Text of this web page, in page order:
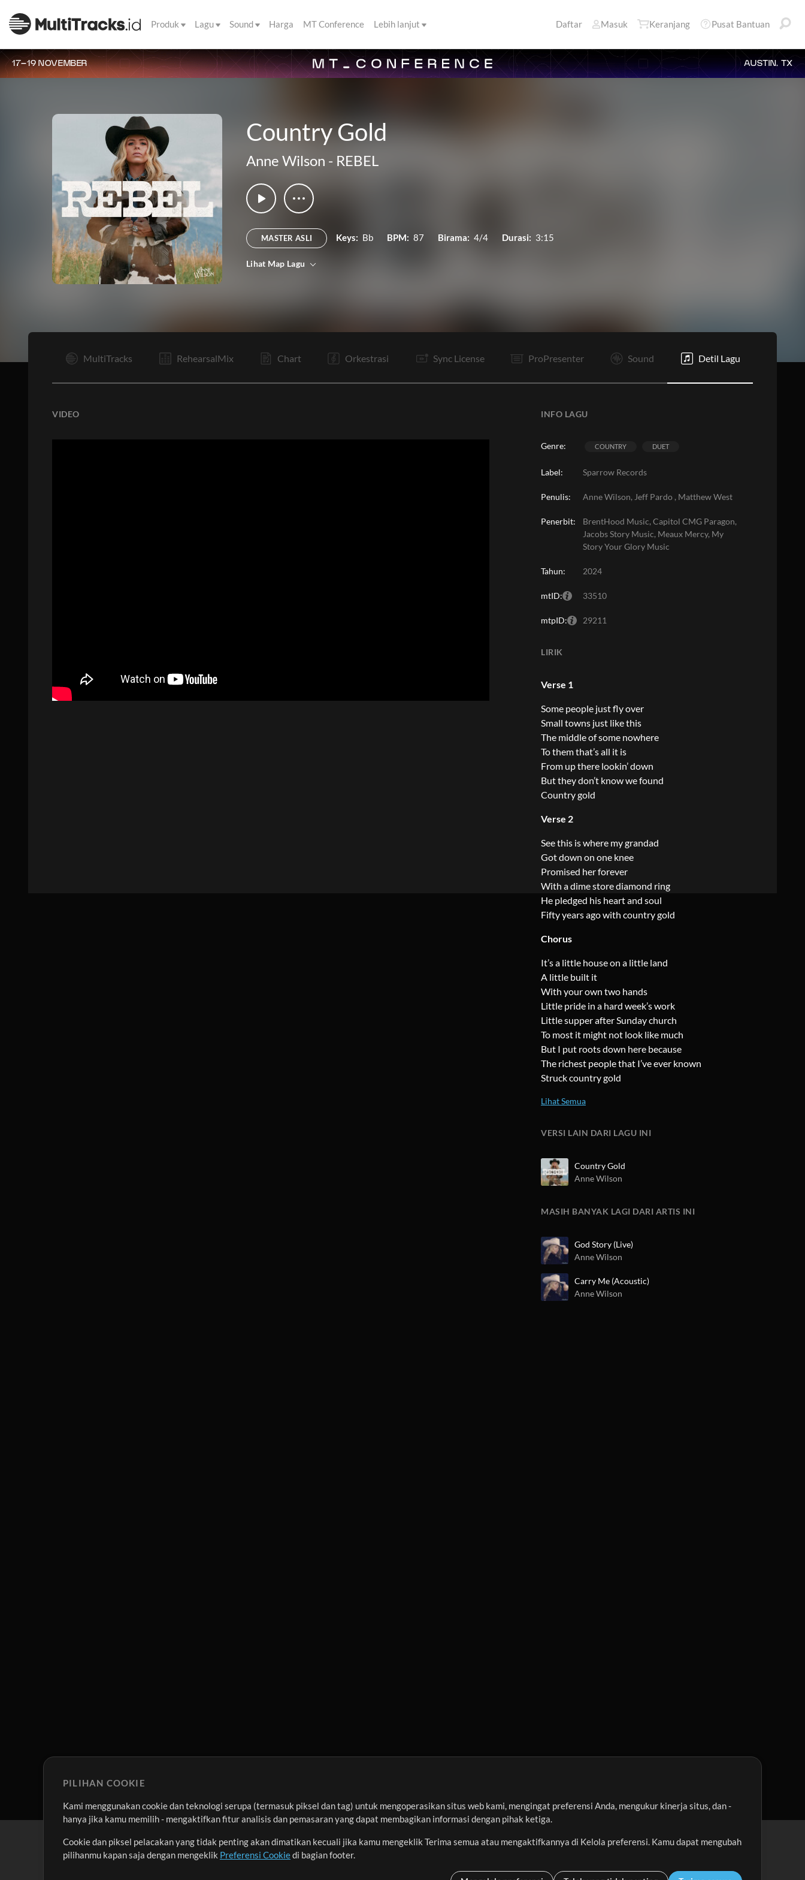
Produk Lagu Sound Harga MT Conference Lebih lanjut Daftar Masuk Keranjang Pusat Bantuan
17–19 NOVEMBER AUSTIN, TX
Country Gold
Anne Wilson - REBEL
MASTER ASLI Keys: Bb BPM: 87 Birama: 4/4 Durasi: 3:15
Lihat Map Lagu
MultiTracks RehearsalMix Chart Orkestrasi Sync License ProPresenter Sound Detil Lagu
INFO LAGU
Genre: COUNTRY DUET
Label: Sparrow Records
Penulis: Anne Wilson, Jeff Pardo , Matthew West
Penerbit:
BrentHood Music, Capitol CMG Paragon,
Jacobs Story Music, Meaux Mercy, My
Story Your Glory Music
Tahun: 2024
mtID: 33510
mtpID: 29211
LIRIK
Verse 1
Some people just fly over
Small towns just like this
The middle of some nowhere
To them that’s all it is
From up there lookin’ down
But they don’t know we found
Country gold
Verse 2
See this is where my grandad
Got down on one knee
Promised her forever
With a dime store diamond ring
He pledged his heart and soul
Fifty years ago with country gold
Chorus
It’s a little house on a little land
A little built it
With your own two hands
Little pride in a hard week’s work
Little supper after Sunday church
To most it might not look like much
But I put roots down here because
The richest people that I’ve ever known
Struck country gold
VERSI LAIN DARI LAGU INI
Country Gold
Anne Wilson
MASIH BANYAK LAGI DARI ARTIS INI
God Story (Live)
Anne Wilson
Carry Me (Acoustic)
Anne Wilson
VIDEO
PILIHAN COOKIE
Kami menggunakan cookie dan teknologi serupa (termasuk piksel dan tag) untuk mengoperasikan situs web kami, mengingat preferensi Anda, mengukur kinerja situs, dan -
hanya jika kamu memilih - mengaktifkan fitur analisis dan pemasaran yang dapat membagikan informasi dengan pihak ketiga.
Cookie dan piksel pelacakan yang tidak penting akan dimatikan kecuali jika kamu mengeklik Terima semua atau mengaktifkannya di Kelola preferensi. Kamu dapat mengubah
pilihanmu kapan saja dengan mengeklik Preferensi Cookiedi bagian footer.